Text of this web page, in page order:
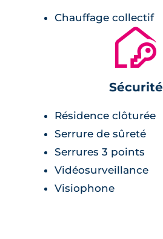
Chauffage collectif
🔐
Sécurité
Résidence clôturée
Serrure de sûreté
Serrures 3 points
Vidéosurveillance
Visiophone